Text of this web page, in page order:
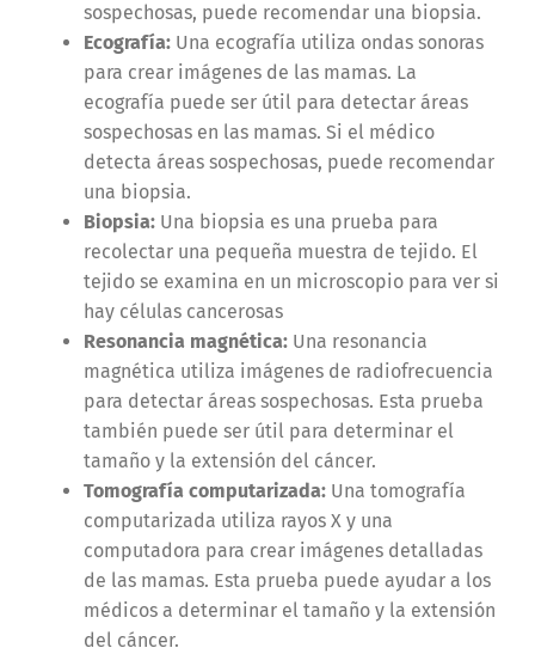
sospechosas, puede recomendar una biopsia.
Ecografía: Una ecografía utiliza ondas sonoras
para crear imágenes de las mamas. La
ecografía puede ser útil para detectar áreas
sospechosas en las mamas. Si el médico
detecta áreas sospechosas, puede recomendar
una biopsia.
Biopsia: Una biopsia es una prueba para
recolectar una pequeña muestra de tejido. El
tejido se examina en un microscopio para ver si
hay células cancerosas
Resonancia magnética: Una resonancia
magnética utiliza imágenes de radiofrecuencia
para detectar áreas sospechosas. Esta prueba
también puede ser útil para determinar el
tamaño y la extensión del cáncer.
Tomografía computarizada: Una tomografía
computarizada utiliza rayos X y una
computadora para crear imágenes detalladas
de las mamas. Esta prueba puede ayudar a los
médicos a determinar el tamaño y la extensión
del cáncer.